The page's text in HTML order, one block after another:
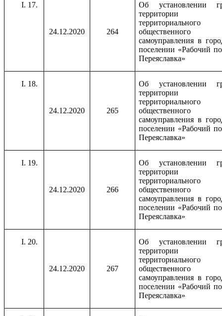
17.
24.12.2020 264
Об установлении
территории
территориального
общественного
самоуправления в
поселении «Рабочий
Переяславка»
18.
24.12.2020 265
Об установлении
территории
территориального
общественного
самоуправления в
поселении «Рабочий
Переяславка»
19.
24.12.2020 266
Об установлении
территории
территориального
общественного
самоуправления в
поселении «Рабочий
Переяславка»
20.
24.12.2020 267
Об установлении
территории
территориального
общественного
самоуправления в
поселении «Рабочий
Переяславка»